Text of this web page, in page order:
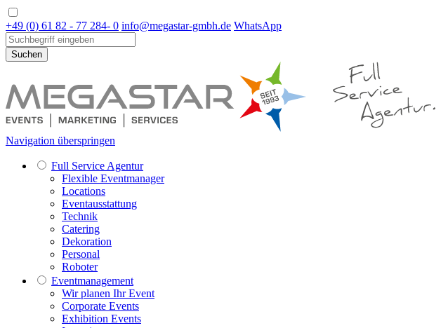
+49 (0) 61 82 - 77 284- 0 info@megastar-gmbh.de WhatsApp
Suchen
Navigation überspringen
Full Service Agentur
Flexible Eventmanager
Locations
Eventausstattung
Technik
Catering
Dekoration
Personal
Roboter
Eventmanagement
Wir planen Ihr Event
Corporate Events
Exhibition Events